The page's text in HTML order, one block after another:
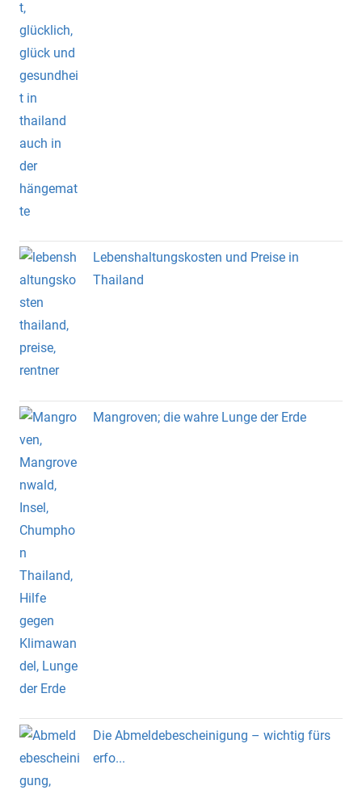
Lebenshaltungskosten und Preise in
Thailand
Mangroven; die wahre Lunge der Erde
Die Abmeldebescheinigung – wichtig fürs
erfo...